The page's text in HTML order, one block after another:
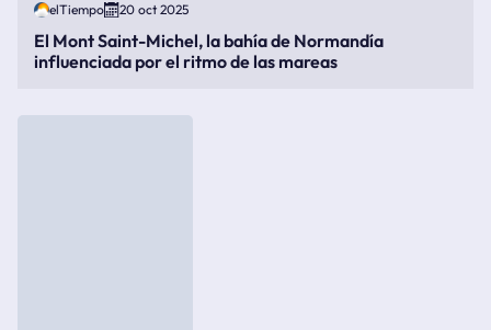
elTiempo 20 oct 2025
El Mont Saint-Michel, la bahía de Normandía
influenciada por el ritmo de las mareas